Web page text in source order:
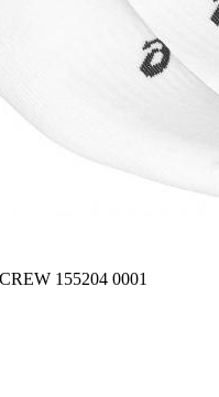
155204 0001